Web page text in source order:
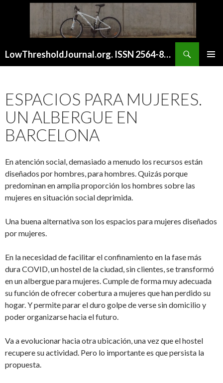
LowThresholdJournal.org. ISSN 2564-8128
ESPACIOS PARA MUJERES.
UN ALBERGUE EN
BARCELONA
En atención social, demasiado a menudo los recursos están
diseñados por hombres, para hombres. Quizás porque
predominan en amplia proporción los hombres sobre las
mujeres en situación social deprimida.
Una buena alternativa son los espacios para mujeres diseñados
por mujeres.
En la necesidad de facilitar el confinamiento en la fase más
dura COVID, un hostel de la ciudad, sin clientes, se transformó
en un albergue para mujeres. Cumple de forma muy adecuada
su función de ofrecer cobertura a mujeres que han perdido su
hogar. Y permite parar el duro golpe de verse sin domicilio y
poder organizarse hacia el futuro.
Va a evolucionar hacia otra ubicación, una vez que el hostel
recupere su actividad. Pero lo importante es que persista la
propuesta.